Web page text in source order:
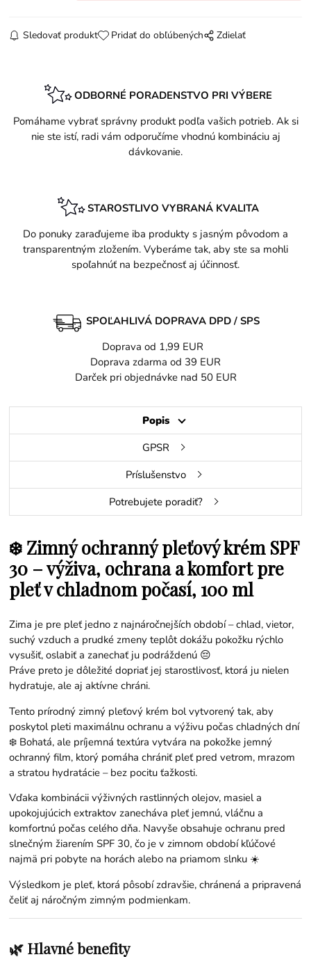
Sledovať produkt Pridať do obľúbených Zdielať
ODBORNÉ PORADENSTVO PRI VÝBERE
Pomáhame vybrať správny produkt podľa vašich potrieb. Ak si
nie ste istí, radi vám odporučíme vhodnú kombináciu aj
dávkovanie.
STAROSTLIVO VYBRANÁ KVALITA
Do ponuky zaraďujeme iba produkty s jasným pôvodom a
transparentným zložením. Vyberáme tak, aby ste sa mohli
spoľahnúť na bezpečnosť aj účinnosť.
SPOĽAHLIVÁ DOPRAVA DPD / SPS
Doprava od 1,99 EUR
Doprava zdarma od 39 EUR
Darček pri objednávke nad 50 EUR
Popis
GPSR
Príslušenstvo
Potrebujete poradiť?
❄️ Zimný ochranný pleťový krém SPF
30 – výživa, ochrana a komfort pre
pleť v chladnom počasí, 100 ml
Zima je pre pleť jedno z najnáročnejších období – chlad, vietor,
suchý vzduch a prudké zmeny teplôt dokážu pokožku rýchlo
vysušiť, oslabiť a zanechať ju podráždenú 😔
Práve preto je dôležité dopriať jej starostlivosť, ktorá ju nielen
hydratuje, ale aj aktívne chráni.
Tento prírodný zimný pleťový krém bol vytvorený tak, aby
poskytol pleti maximálnu ochranu a výživu počas chladných dní
❄️ Bohatá, ale príjemná textúra vytvára na pokožke jemný
ochranný film, ktorý pomáha chrániť pleť pred vetrom, mrazom
a stratou hydratácie – bez pocitu ťažkosti.
Vďaka kombinácii výživných rastlinných olejov, masiel a
upokojujúcich extraktov zanecháva pleť jemnú, vláčnu a
komfortnú počas celého dňa. Navyše obsahuje ochranu pred
slnečným žiarením SPF 30, čo je v zimnom období kľúčové
najmä pri pobyte na horách alebo na priamom slnku ☀️
Výsledkom je pleť, ktorá pôsobí zdravšie, chránená a pripravená
čeliť aj náročným zimným podmienkam.
🌿 Hlavné benefity